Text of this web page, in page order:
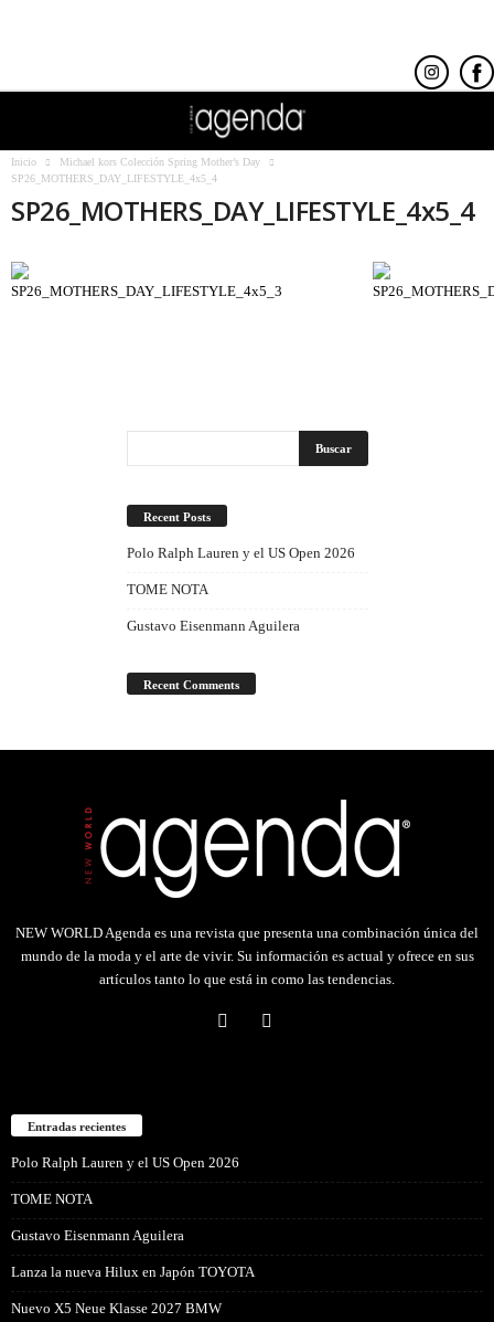
Inicio
Michael kors Colección Spring Mother’s Day
SP26_MOTHERS_DAY_LIFESTYLE_4x5_4
SP26_MOTHERS_DAY_LIFESTYLE_4x5_4
Recent Posts
Polo Ralph Lauren y el US Open 2026
TOME NOTA
Gustavo Eisenmann Aguilera
Recent Comments
NEW WORLD Agenda es una revista que presenta una combinación única del
mundo de la moda y el arte de vivir. Su información es actual y ofrece en sus
artículos tanto lo que está in como las tendencias.
Entradas recientes
Polo Ralph Lauren y el US Open 2026
TOME NOTA
Gustavo Eisenmann Aguilera
Lanza la nueva Hilux en Japón TOYOTA
Nuevo X5 Neue Klasse 2027 BMW